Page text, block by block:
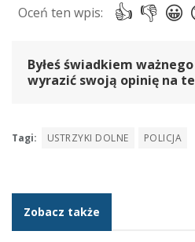
Byłeś świadkiem
wyrazić swoją opinię na
Tagi: USTRZYKI DOLNE POLICJA
Zobacz także